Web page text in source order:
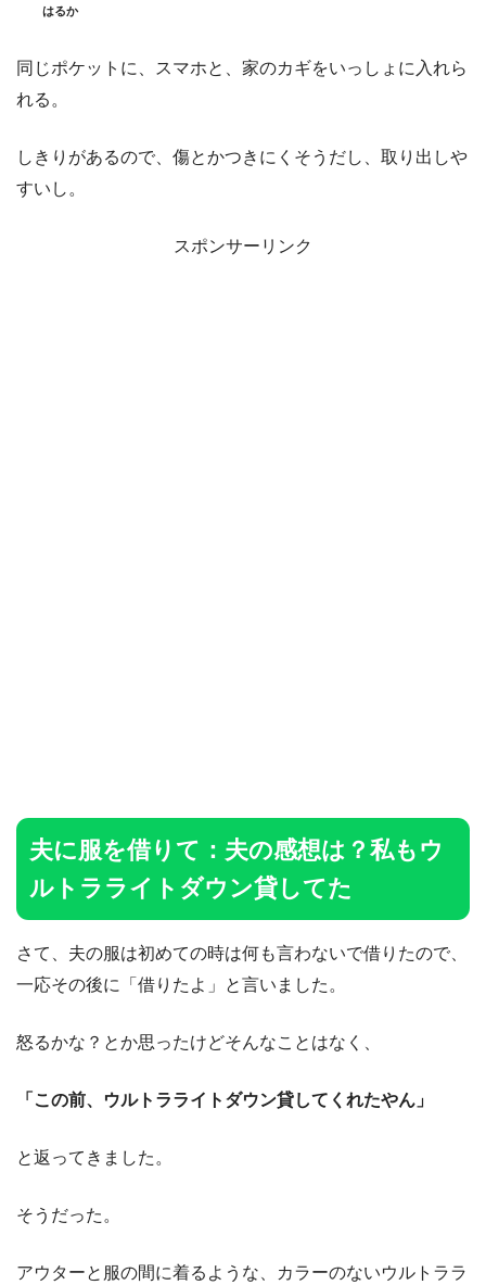
はるか
同じポケットに、スマホと、家のカギをいっしょに入れら
れる。
しきりがあるので、傷とかつきにくそうだし、取り出しや
すいし。
スポンサーリンク
夫に服を借りて：夫の感想は？私もウ
ルトラライトダウン貸してた
さて、夫の服は初めての時は何も言わないで借りたので、
一応その後に「借りたよ」と言いました。
怒るかな？とか思ったけどそんなことはなく、
「この前、ウルトラライトダウン貸してくれたやん」
と返ってきました。
そうだった。
アウターと服の間に着るような、カラーのないウルトララ